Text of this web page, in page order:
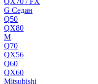
G Cедан
Q50
QX80
M
Q70
QX56
Q60
QX60
Mitsubishi